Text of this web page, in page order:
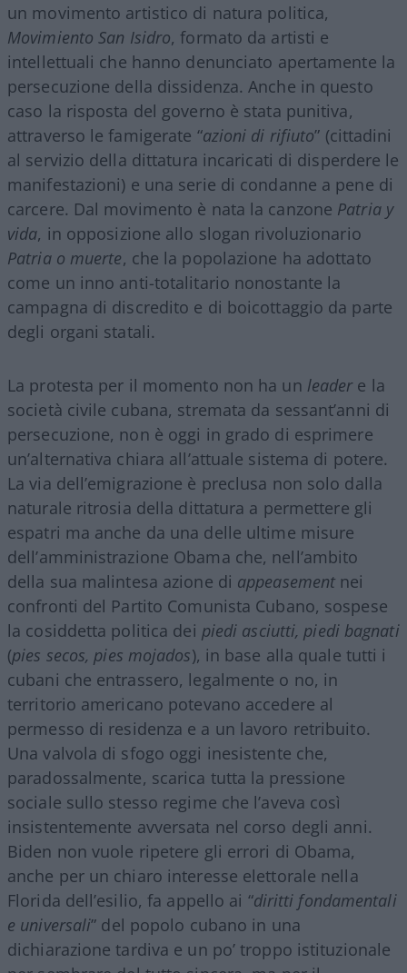
un movimento artistico di natura politica,
Movimiento San Isidro, formato da artisti e
intellettuali che hanno denunciato apertamente la
persecuzione della dissidenza. Anche in questo
caso la risposta del governo è stata punitiva,
attraverso le famigerate “azioni di rifiuto” (cittadini
al servizio della dittatura incaricati di disperdere le
manifestazioni) e una serie di condanne a pene di
carcere. Dal movimento è nata la canzone Patria y
vida, in opposizione allo slogan rivoluzionario
Patria o muerte, che la popolazione ha adottato
come un inno anti-totalitario nonostante la
campagna di discredito e di boicottaggio da parte
degli organi statali.
La protesta per il momento non ha un leadere la
società civile cubana, stremata da sessant’anni di
persecuzione, non è oggi in grado di esprimere
un’alternativa chiara all’attuale sistema di potere.
La via dell’emigrazione è preclusa non solo dalla
naturale ritrosia della dittatura a permettere gli
espatri ma anche da una delle ultime misure
dell’amministrazione Obama che, nell’ambito
della sua malintesa azione di appeasement nei
confronti del Partito Comunista Cubano, sospese
la cosiddetta politica dei piedi asciutti, piedi bagnati
(pies secos, pies mojados), in base alla quale tutti i
cubani che entrassero, legalmente o no, in
territorio americano potevano accedere al
permesso di residenza e a un lavoro retribuito.
Una valvola di sfogo oggi inesistente che,
paradossalmente, scarica tutta la pressione
sociale sullo stesso regime che l’aveva così
insistentemente avversata nel corso degli anni.
Biden non vuole ripetere gli errori di Obama,
anche per un chiaro interesse elettorale nella
Florida dell’esilio, fa appello ai “diritti fondamentali
e universali” del popolo cubano in una
dichiarazione tardiva e un po’ troppo istituzionale